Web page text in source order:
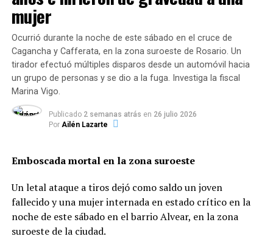
adquirirlos.
Los porcentajes que señaló FADA son sin incluir el costo
de la tierra, como el alquiler. La situación se agrava si se
incluye este concepto.«Si se considera el costo de la
tierra dentro del esquema de costos, los costos
dolarizados en una hectárea de soja pasan a
representar el 68%», señaló FADA. En maíz
incluyendo la tierra los costos dolarizados trepan al
Respecto de los costos pesificados, según el trabajo
esto es así por «la rápida transmisión de la devaluación
a los precios que hay en una economía inflacionaria
como la argentina».
mujer
Ocurrió durante la noche de este sábado en el cruce de
Cagancha y Cafferata, en la zona suroeste de Rosario. Un
tirador efectuó múltiples disparos desde un automóvil hacia
un grupo de personas y se dio a la fuga. Investiga la fiscal
Marina Vigo.
Publicado 2 semanas atrás en 26 julio 2026
Por Ailén Lazarte
Emboscada mortal en la zona suroeste
Un letal ataque a tiros dejó como saldo un joven
fallecido y una mujer internada en estado crítico en la
noche de este sábado en el barrio Alvear, en la zona
suroeste de la ciudad.